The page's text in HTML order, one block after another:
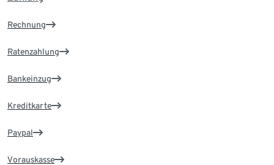
Rechnung
Ratenzahlung
Bankeinzug
Kreditkarte
Paypal
Vorauskasse